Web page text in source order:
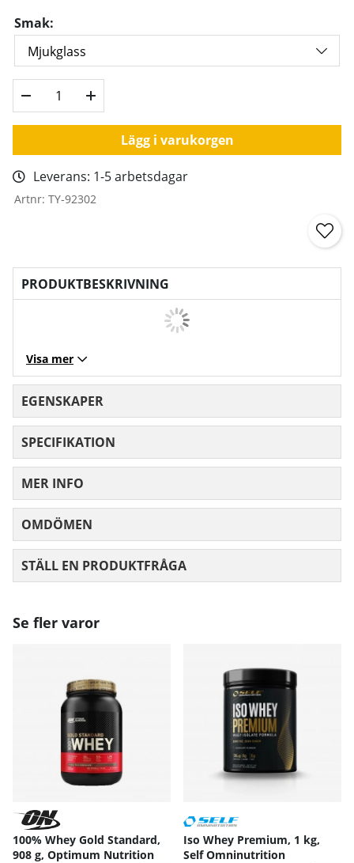
Smak:
Lägg i varukorgen
Leverans: 1-5 arbetsdagar
Artnr: TY-92302
PRODUKTBESKRIVNING
Visa mer
EGENSKAPER
SPECIFIKATION
MER INFO
OMDÖMEN
STÄLL EN PRODUKTFRÅGA
Se fler varor
100% Whey Gold Standard,
908 g, Optimum Nutrition
Iso Whey Premium, 1 kg,
Self Omninutrition